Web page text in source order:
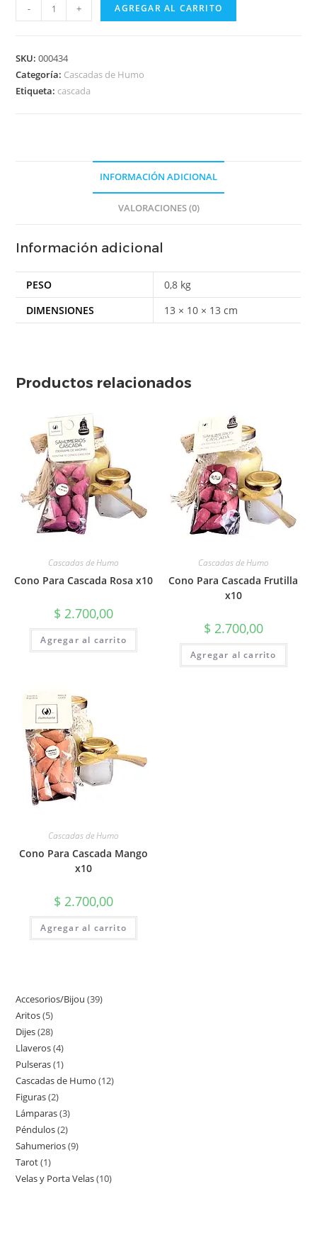
- + AGREGAR AL CARRITO
SKU:000434
Categoría: Cascadas de Humo
Etiqueta: cascada
INFORMACIÓN ADICIONAL
VALORACIONES (0)
Información adicional
PESO
0,8 kg
DIMENSIONES
13 × 10 × 13 cm
Productos relacionados
Cascadas de Humo
Cono Para Cascada Rosa x10
$ 2.700,00
Agregar al carrito
Cascadas de Humo
Cono Para Cascada Frutilla
x10
$ 2.700,00
Agregar al carrito
Cascadas de Humo
Cono Para Cascada Mango
x10
$ 2.700,00
Agregar al carrito
Accesorios/Bijou 39
Aritos 5
Dijes 28
Llaveros 4
Pulseras 1
Cascadas de Humo 12
Figuras 2
Lámparas 3
Péndulos 2
Sahumerios 9
Tarot 1
Velas y Porta Velas 10